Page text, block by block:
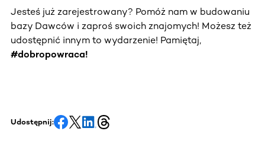
Jesteś już zarejestrowany? Pomóż nam w budowaniu
bazy Dawców i zaproś swoich znajomych! Możesz też
udostępnić innym to wydarzenie! Pamiętaj,
#dobropowraca!
Udostępnij: